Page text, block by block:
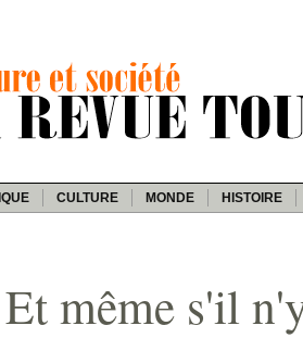
CULTURE MONDE HISTOIRE
même s'il